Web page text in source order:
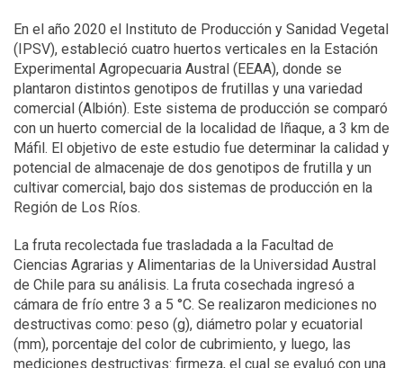
En el año 2020 el Instituto de Producción y Sanidad Vegetal
(IPSV), estableció cuatro huertos verticales en la Estación
Experimental Agropecuaria Austral (EEAA), donde se
plantaron distintos genotipos de frutillas y una variedad
comercial (Albión). Este sistema de producción se comparó
con un huerto comercial de la localidad de Iñaque, a 3 km de
Máfil. El objetivo de este estudio fue determinar la calidad y
potencial de almacenaje de dos genotipos de frutilla y un
cultivar comercial, bajo dos sistemas de producción en la
Región de Los Ríos.
La fruta recolectada fue trasladada a la Facultad de
Ciencias Agrarias y Alimentarias de la Universidad Austral
de Chile para su análisis. La fruta cosechada ingresó a
cámara de frío entre 3 a 5 °C. Se realizaron mediciones no
destructivas como: peso (g), diámetro polar y ecuatorial
(mm), porcentaje del color de cubrimiento, y luego, las
mediciones destructivas: firmeza, el cual se evaluó con una